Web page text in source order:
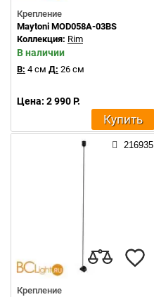
Крепление
Maytoni MOD058A-03BS
Коллекция: Rim
В наличии
В: 4 см Д: 26 см
Цена: 2 990 Р.
Купить
216935
Крепление